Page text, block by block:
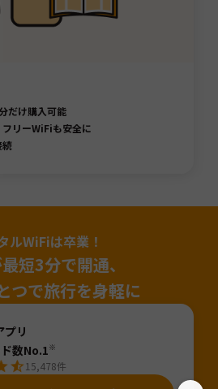
だけ購入可能
リーWiFiも安全に
続
ルWiFiは卒業！
短3分で開通、
つで旅行を身軽に
プリ
数No.1※
15,478件